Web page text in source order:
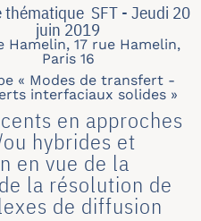
thématique SFT - Jeudi 20
juin 2019
Hamelin, 17 rue Hamelin,
Paris 16
« Modes de transfert -
interfaciaux solides »
en approches
hybrides et
en vue de la
la résolution de
de diffusion